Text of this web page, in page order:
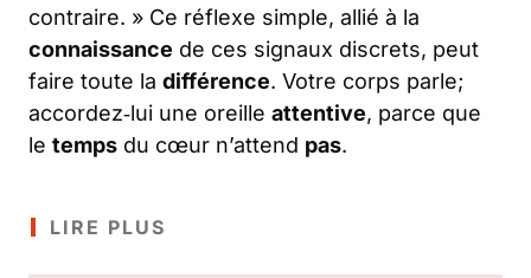
contraire. » Ce réflexe simple, allié à la
connaissance de ces signaux discrets, peut
faire toute la différence. Votre corps parle;
accordez‑lui une oreille attentive, parce que
le temps du cœur n’attend pas.
LIRE PLUS